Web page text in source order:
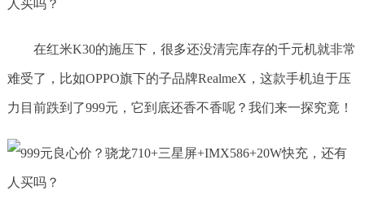
在红米K30的施压下，很多还没清完库存的千元机就非常
难受了，比如OPPO旗下的子品牌RealmeX，这款手机迫于压
力目前跌到了999元，它到底还香不香呢？我们来一探究竟！